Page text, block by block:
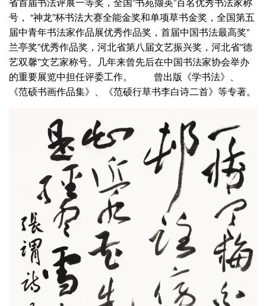
号， “神龙”杯书法大赛全能金奖和单项草书金奖，全国第五
届中青年书法家作品展优秀作品奖，首届中国书法最高奖”
兰亭奖”优秀作品奖，河北省第八届文艺振兴奖，河北省”德
艺双馨”文艺家称号。几年来曾先后在中国书法家协会举办
的重要展览中担任评委工作。 曾出版《学书法》、
《范硕书画作品集》、《范硕行草书李白诗二首》等专著。